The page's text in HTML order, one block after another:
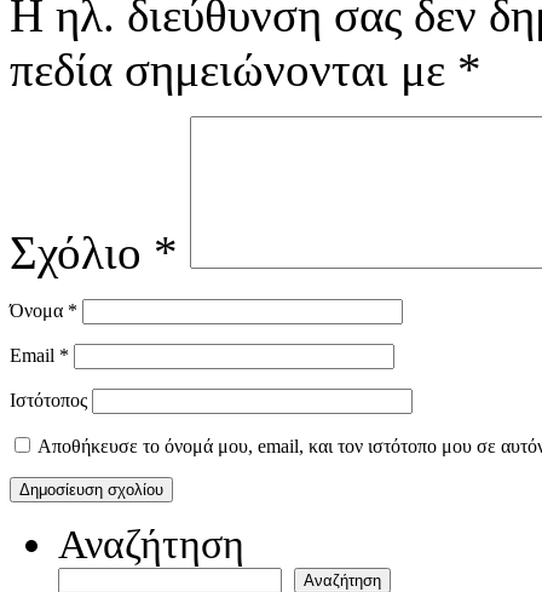
Η ηλ. διεύθυνση σας δεν
πεδία σημειώνονται με *
Σχόλιο *
Όνομα *
Email *
Ιστότοπος
Αποθήκευσε το όνομά μου, email, και τον ιστότοπο μου σε
Αναζήτηση
Αναζήτηση